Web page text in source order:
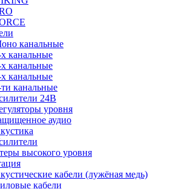
канальные
х канальные
канальные
канальные
канальные
24В
уровня
аудио
высокого уровня
кабели (лужёная медь)
кабели